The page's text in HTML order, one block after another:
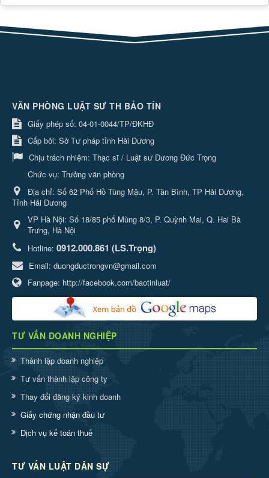
VĂN PHÒNG LUẬT SƯ TH BẢO TÍN
Giấy phép số: 04-01-0044/TP/ĐKHĐ
Cấp bởi: Sở Tư pháp tỉnh Hải Dương
Chịu trách nhiệm: Thạc sĩ / Luật sư Dương Đức Trọng
Chức vụ: Trưởng văn phòng
Địa chỉ: Số 62 Phố Hồ Tùng Mậu, P. Tân Bình, TP Hải Dương,
Tỉnh Hải Dương
VP Hà Nội: Số 18/85 phố Mùng 8/3, P. Quỳnh Mai, Q. Hai Bà
Trưng, Hà Nội
Hotline: 0912.000.861 (LS.Trọng)
Email: duongductrongvn@gmail.com
Fanpage: http://facebook.com/baotinluat/
TƯ VẤN DOANH NGHIỆP
Thành lập doanh nghiệp
Tư vấn thành lập công ty
Thay đổi đăng ký kinh doanh
Giấy chứng nhận đầu tư
Dịch vụ kế toán thuế
TƯ VẤN LUẬT DÂN SỰ